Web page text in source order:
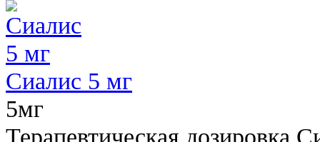
Сиалис 5 мг
5мг
Терапевтическая дозировка